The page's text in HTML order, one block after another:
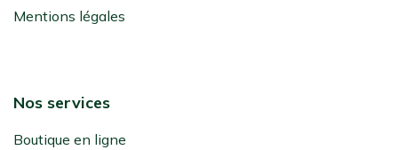
Mentions légales
Nos services
Boutique en ligne